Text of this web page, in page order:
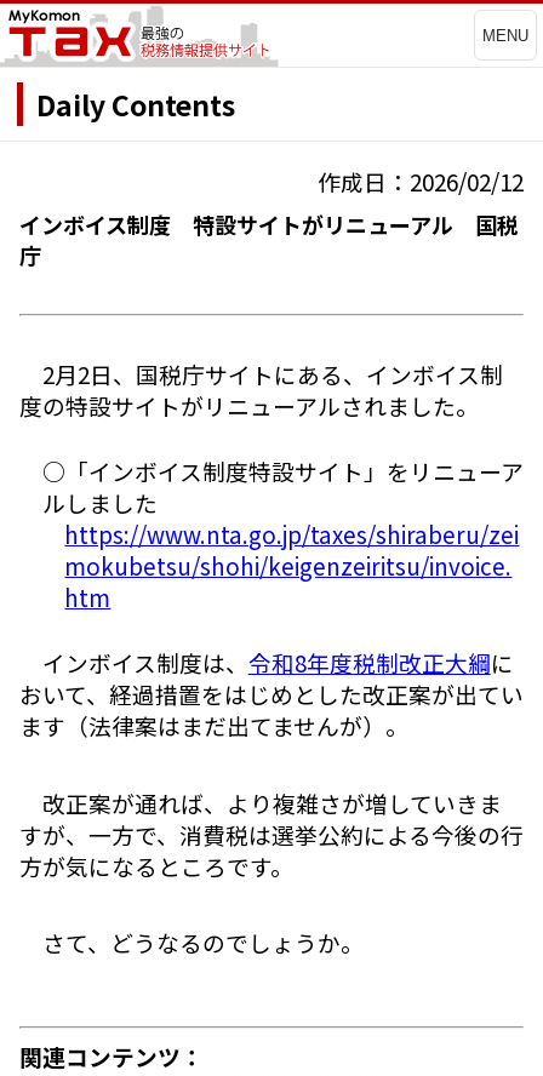
MENU
Daily Contents
作成日：2026/02/12
インボイス制度 特設サイトがリニューアル 国税
庁
2月2日、国税庁サイトにある、インボイス制
度の特設サイトがリニューアルされました。
○「インボイス制度特設サイト」をリニューア
ルしました
https://www.nta.go.jp/taxes/shiraberu/zei
mokubetsu/shohi/keigenzeiritsu/invoice.
htm
インボイス制度は、 令和8年度税制改正大綱に
おいて、経過措置をはじめとした改正案が出てい
ます（法律案はまだ出てませんが）。
改正案が通れば、より複雑さが増していきま
すが、一方で、消費税は選挙公約による今後の行
方が気になるところです。
さて、どうなるのでしょうか。
関連コンテンツ：